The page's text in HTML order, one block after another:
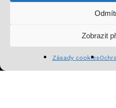
Zobrazit
Zásady cookies